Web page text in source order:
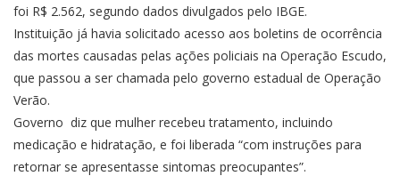
foi R$ 2.562, segundo dados divulgados pelo IBGE.
Instituição já havia solicitado acesso aos boletins de ocorrência
das mortes causadas pelas ações policiais na Operação Escudo,
que passou a ser chamada pelo governo estadual de Operação
Verão.
Governo diz que mulher recebeu tratamento, incluindo
medicação e hidratação, e foi liberada “com instruções para
retornar se apresentasse sintomas preocupantes”.